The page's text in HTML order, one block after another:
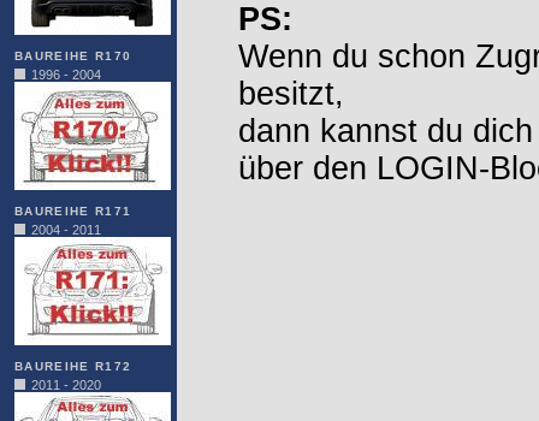
BAUREIHE R170
1996 - 2004
BAUREIHE R171
2004 - 2011
BAUREIHE R172
2011 - 2020
PS:
Wenn du schon
besitzt,
dann kannst du
über den LOGIN-